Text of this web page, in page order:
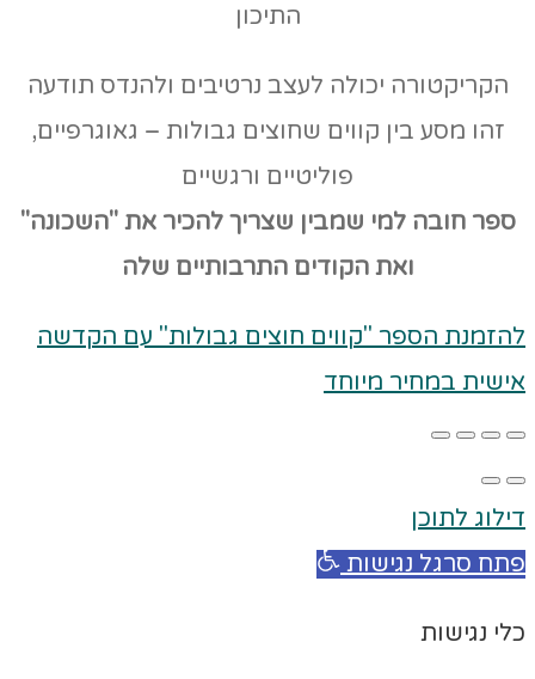
התיכון
הקריקטורה יכולה לעצב נרטיבים ולהנדס תודעה
זהו מסע בין קווים שחוצים גבולות – גאוגרפיים,
פוליטיים ורגשיים
ספר חובה למי שמבין שצריך להכיר את "השכונה"
ואת הקודים התרבותיים שלה
להזמנת הספר "קווים חוצים גבולות" עם הקדשה
אישית במחיר מיוחד
דילוג לתוכן
פתח סרגל נגישות
כלי נגישות